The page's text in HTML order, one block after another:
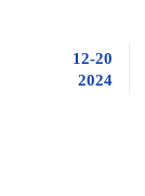
12-20
2024